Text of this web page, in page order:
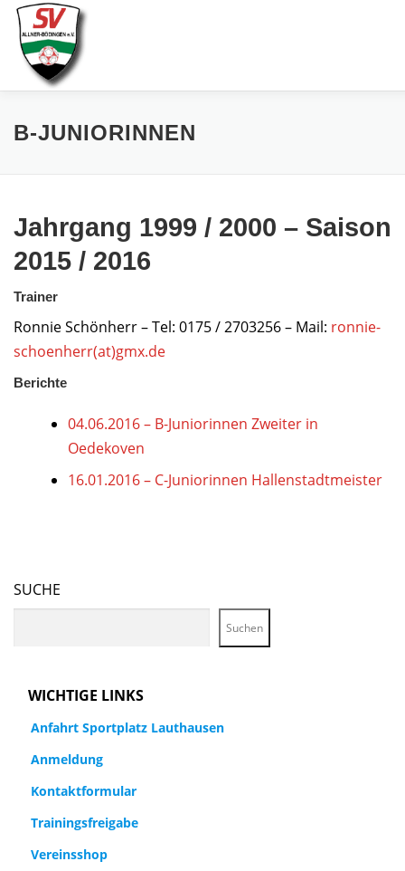
Zum
Inhalt
springen
AKTUELLES SPIELE & ERGEBNISSE
B-JUNIORINNEN
Jahrgang 1999 / 2000 – Saison
2015 / 2016
Trainer
Ronnie Schönherr – Tel: 0175 / 2703256 – Mail: ronnie-
schoenherr(at)gmx.de
Berichte
04.06.2016 – B-Juniorinnen Zweiter in
Oedekoven
16.01.2016 – C-Juniorinnen Hallenstadtmeister
SUCHE
Suchen
WICHTIGE LINKS
Anfahrt Sportplatz Lauthausen
Anmeldung
Kontaktformular
Trainingsfreigabe
Vereinsshop